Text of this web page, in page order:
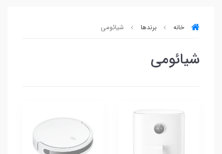
خانه برندها شیائومی
شیائومی